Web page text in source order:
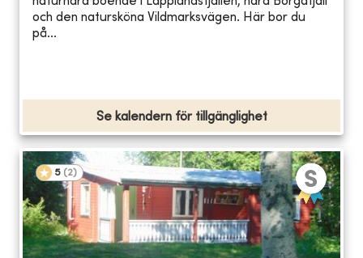
och den natursköna Vildmarksvägen. Här bor du
på...
Se kalendern för tillgänglighet
5 (2)